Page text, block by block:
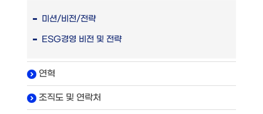
미션/비전/전략
ESG경영 비전 및 전략
연혁
조직도 및 연락처